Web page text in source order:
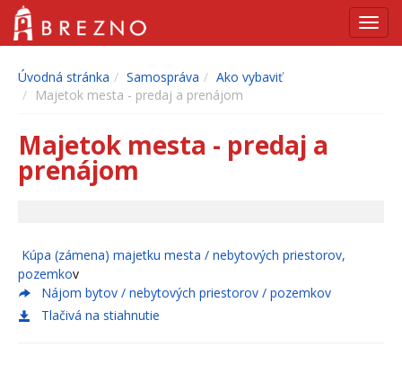
Úvodná stránka Samospráva
Ako vybaviť
Majetok mesta - predaj a prenájom
Majetok mesta - predaj a
prenájom
Kúpa (zámena) majetku mesta / nebytových priestorov,
pozemkov
Nájom bytov / nebytových priestorov / pozemkov
Tlačivá na stiahnutie